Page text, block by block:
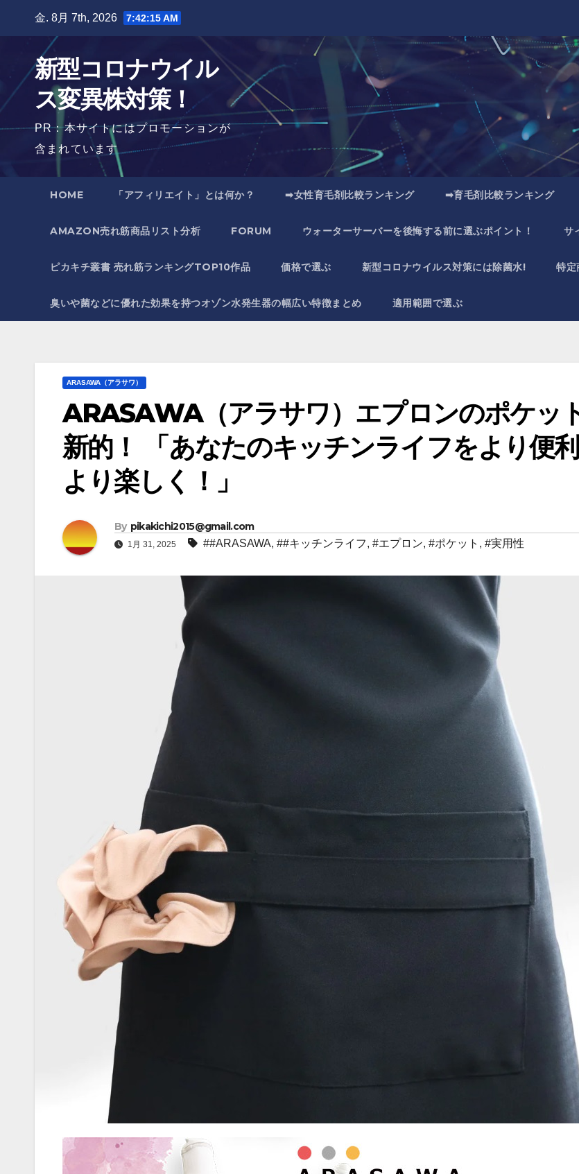
金. 8月 7th, 2026 7:42:16 AM
新型コロナウイル
ス変異株対策！
PR：本サイトにはプロモーションが
含まれています
HOME 「アフィリエイト」とは何か？ ➡女性育毛剤比較ランキング ➡育毛剤比較ランキング
AMAZON売れ筋商品リスト分析 FORUM ウォーターサーバーを後悔する前に選ぶポイント！ サ
ピカキチ叢書 売れ筋ランキングTOP10作品 価格で選ぶ 新型コロナウイルス対策には除菌水! 特定
臭いや菌などに優れた効果を持つオゾン水発生器の幅広い特徴まとめ 適用範囲で選ぶ
ARASAWA（アラサワ）
ARASAWA（アラサワ）エプロンのポケッ
新的！ 「あなたのキッチンライフをより便利
より楽しく！」
By pikakichi2015@gmail.com
1月 31, 2025 ##ARASAWA, ##キッチンライフ, #エプロン, #ポケット , #実用性